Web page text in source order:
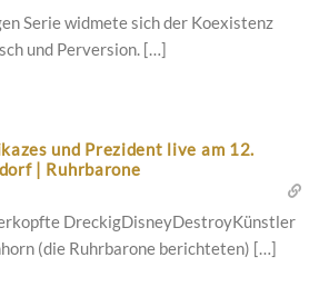
Serie widmete sich der Koexistenz
und Perversion. […]
und Prezident live am 12.
| Ruhrbarone
DreckigDisneyDestroyKünstler
(die Ruhrbarone berichteten) […]